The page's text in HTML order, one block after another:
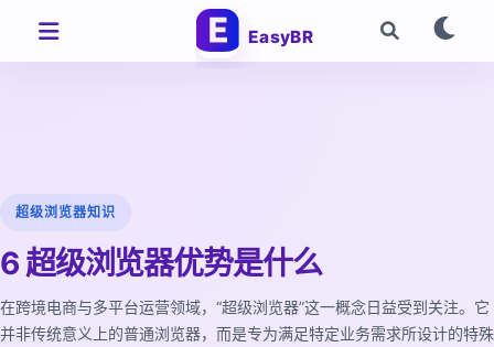
EasyBR
超级浏览器知识
6 超级浏览器优势是什么
在跨境电商与多平台运营领域，“超级浏览器”这一概念日益受到关注。它
并非传统意义上的普通浏览器，而是专为满足特定业务需求所设计的特殊